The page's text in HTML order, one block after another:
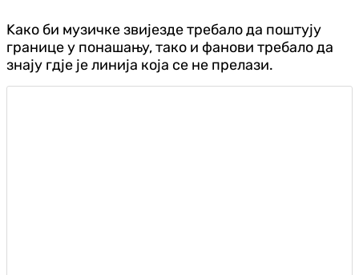
Kако би музичке звијезде требало да поштују
границе у понашању, тако и фанови требало да
знају гдје је линија која се не прелази.